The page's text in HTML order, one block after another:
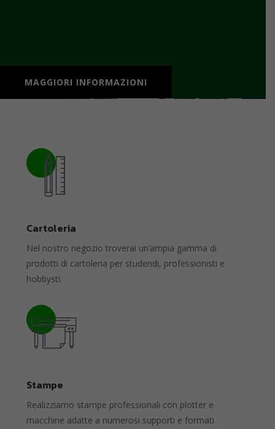
MAGGIORI INFORMAZIONI
Cartoleria
Nel nostro negozio troverai un’ampia gamma di
prodotti di cartoleria per studendi, professionisti e
hobbysti.
Stampe
Realizziamo stampe professionali con plotter e
macchine adatte a numerosi supporti e formati